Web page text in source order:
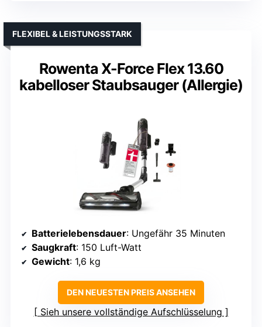
Rowenta X-Force Flex 13.60
kabelloser Staubsauger (Allergie)
FLEXIBEL & LEISTUNGSSTARK
Batterielebensdauer: Ungefähr 35 Minuten
Saugkraft: 150 Luft-Watt
Gewicht: 1,6 kg
DEN NEUESTEN PREIS ANSEHEN
Sieh unsere vollständige Aufschlüsselung